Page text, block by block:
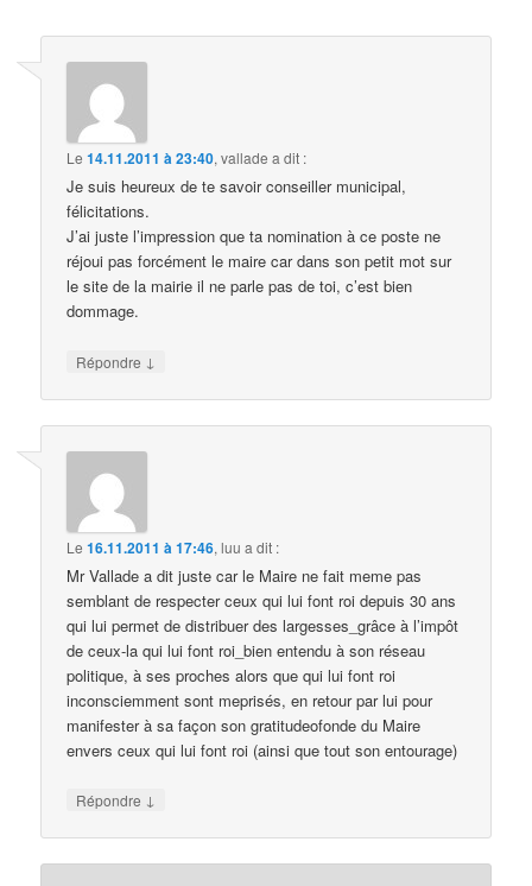
Le14.11.2011 à 23:40,vallade a dit :
Je suis heureux de te savoir conseiller municipal,
félicitations.
J’ai juste l’impression que ta nomination à ce poste ne
réjoui pas forcément le maire car dans son petit mot sur
le site de la mairie il ne parle pas de toi, c’est bien
dommage.
Répondre ↓
Le16.11.2011 à 17:46,luu a dit :
Mr Vallade a dit juste car le Maire ne fait meme pas
semblant de respecter ceux qui lui font roi depuis 30 ans
qui lui permet de distribuer des largesses_grâce à l’impôt
de ceux-la qui lui font roi_bien entendu à son réseau
politique, à ses proches alors que qui lui font roi
inconsciemment sont meprisés, en retour par lui pour
manifester à sa façon son gratitudeofonde du Maire
envers ceux qui lui font roi (ainsi que tout son entourage)
Répondre ↓